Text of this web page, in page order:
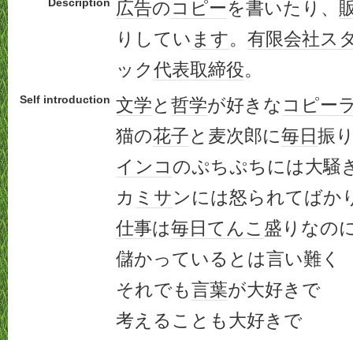
Description 広告のコピーを書いたり、
りしてい ます。 有限会社ス
ック代表取締役。
Self introduction 文学と 哲学が好きな コピー
猫の花子と麦次郎に毎日振
インコ のぷちぷちには大騒
カ ミサンには怒られてばか
仕事は毎日 てんこ 盛りなの
儲かっているとは言い難く
それでも言葉が大好きで
考えることも大好きで